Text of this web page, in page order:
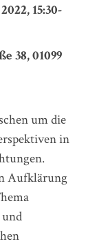
15:30-
38, 01099
um die
in
Aufklärung